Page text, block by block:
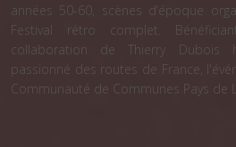
années 50-60, scènes d’époque
Festival rétro complet.
collaboration de Thierry Dubois
passionné des routes de France,
Communauté de Communes Pays de